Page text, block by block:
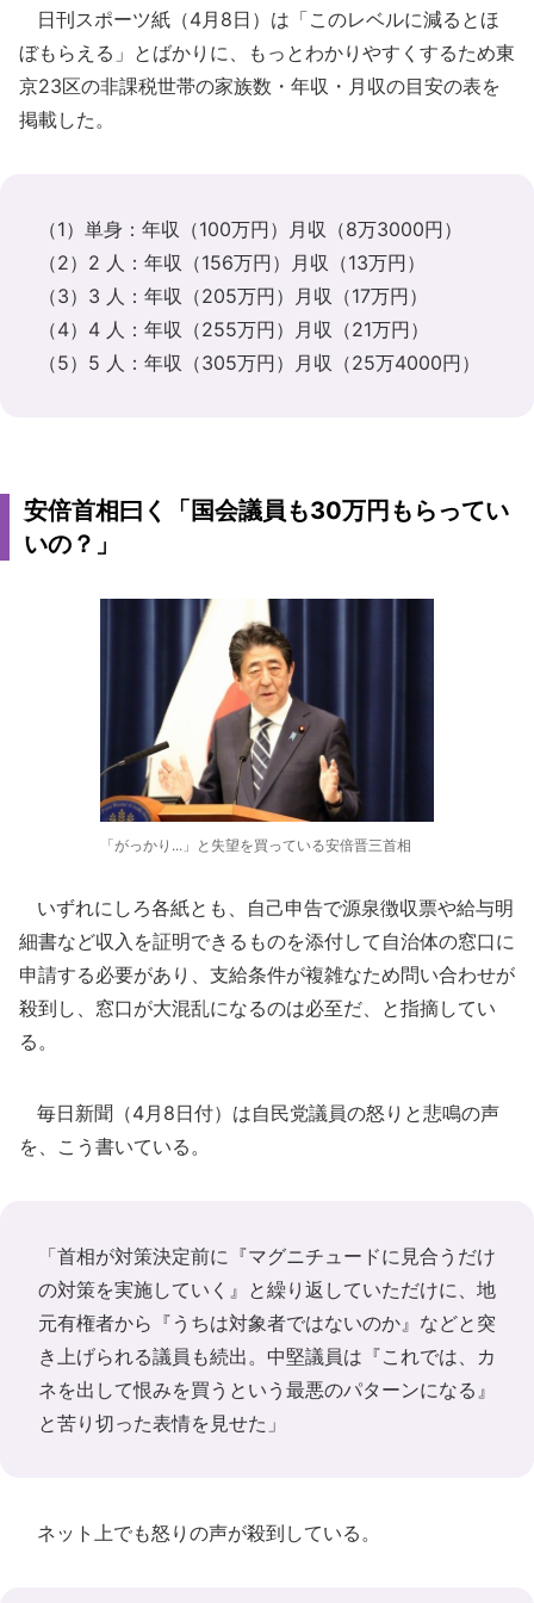
日刊スポーツ紙（4月8日）は「このレベルに減るとほ
ぼもらえる」とばかりに、もっとわかりやすくするため東
京23区の非課税世帯の家族数・年収・月収の目安の表を
掲載した。
（1）単身：年収（100万円）月収（8万3000円）
（2）2 人：年収（156万円）月収（13万円）
（3）3 人：年収（205万円）月収（17万円）
（4）4 人：年収（255万円）月収（21万円）
（5）5 人：年収（305万円）月収（25万4000円）
安倍首相曰く「国会議員も30万円もらってい
いの？」
「がっかり...」と失望を買っている安倍晋三首相
いずれにしろ各紙とも、自己申告で源泉徴収票や給与明
細書など収入を証明できるものを添付して自治体の窓口に
申請する必要があり、支給条件が複雑なため問い合わせが
殺到し、窓口が大混乱になるのは必至だ、と指摘してい
る。
毎日新聞（4月8日付）は自民党議員の怒りと悲鳴の声
を、こう書いている。
「首相が対策決定前に『マグニチュードに見合うだけ
の対策を実施していく』と繰り返していただけに、地
元有権者から『うちは対象者ではないのか』などと突
き上げられる議員も続出。中堅議員は『これでは、カ
ネを出して恨みを買うという最悪のパターンになる』
と苦り切った表情を見せた」
ネット上でも怒りの声が殺到している。